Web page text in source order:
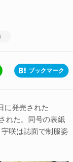
ブックマーク
に発売された
れた。同号の表紙
咲は誌面で制服姿